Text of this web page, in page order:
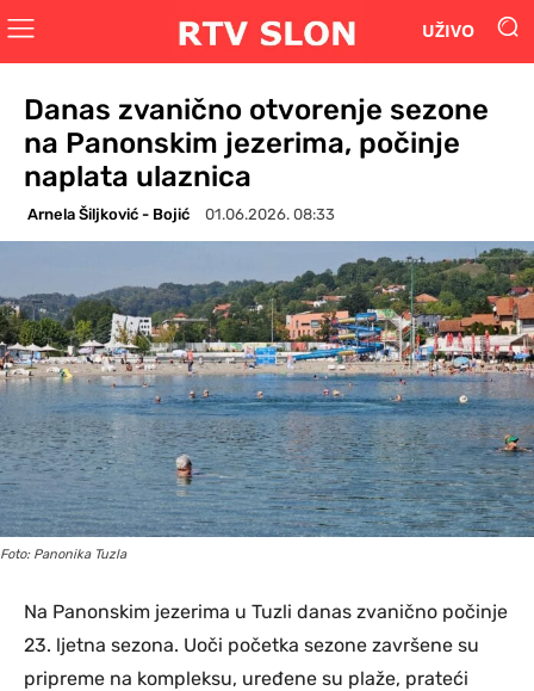
UŽIVO
Danas zvanično otvorenje sezone
na Panonskim jezerima, počinje
naplata ulaznica
Arnela Šiljković - Bojić 01.06.2026. 08:33
Foto: Panonika Tuzla
Na Panonskim jezerima u Tuzli danas zvanično počinje
23. ljetna sezona. Uoči početka sezone završene su
pripreme na kompleksu, uređene su plaže, prateći